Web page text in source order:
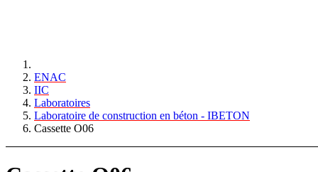
ENAC
IIC
Laboratoires
Laboratoire de construction en béton - IBETON
Cassette O06